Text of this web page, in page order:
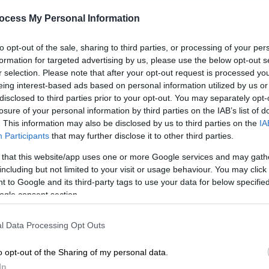
My Personal Information
opt-out of the sale, sharing to third parties, or processing of your
for targeted advertising by us, please use the below opt-out
selection. Please note that after your opt-out request is processed
interest-based ads based on personal information utilized by us
to third parties prior to your opt-out. You may separately
of your personal information by third parties on the IAB’s list of
This information may also be disclosed by us to third parties on the
Participants that may further disclose it to other third parties.
that this website/app uses one or more Google services and may
but not limited to your visit or usage behaviour. You may
to Google and its third-party tags to use your data for below
consent section.
Data Processing Opt Outs
opt-out of the Sharing of my personal data.
ΔΗΜΗΤΡΟΠΟΥΛΟΣ/EUROKINISSI)
το ΕΘΝΟΣ στη Google
από τη Δευτέρα 11 Μαΐου τα φυλάκια στις
των οδών Λουκάρεως και Δέγλερη οι
σημεία πρόσβασης για τον χώρο, όπου
από 89χρονο άντρα με αποτέλεσμα
Τριμελούς Συμβουλίου Διεύθυνσης